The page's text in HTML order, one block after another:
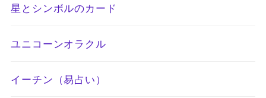
星とシンボルのカード
ユニコーンオラクル
イーチン（易占い）